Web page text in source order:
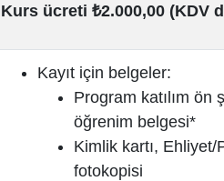
Kurs ücreti ₺2.000,00 (KDV
Kayıt için belgeler:
Program katılım ön
öğrenim belgesi*
Kimlik kartı,
fotokopisi